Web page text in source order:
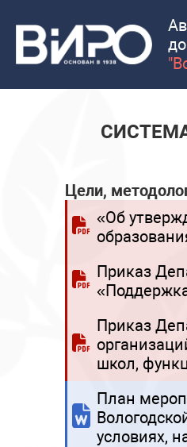
Цели,
«Об
Приказ
Приказ
школ,
План
условиях,